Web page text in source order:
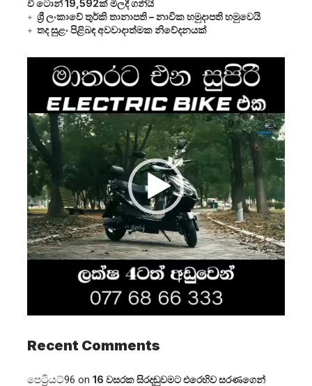
වී ටොන් 19,592ක් මිලදී ගනියි
ශ්‍රී ලංකාවේ තුර්කි තානාපති – නාවික හමුදාපති හමුවෙයි
තද සුළං පිළිබඳ අවවාදාත්මක නිවේදනයක්
Player
Recent Comments
පෙට්‍රියට්96 on 16 වසරක සිරදඬුවමට එරෙහිව සරණගෙන්